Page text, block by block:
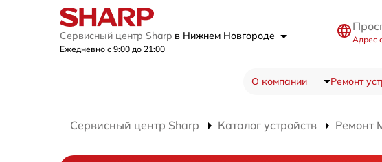
Сервисный центр Sharp в Нижнем Новгороде
Ежедневно с 9:00 до 21:00
Адрес
О компании Ремонт
Сервисный центр Sharp Каталог устройств Ремонт